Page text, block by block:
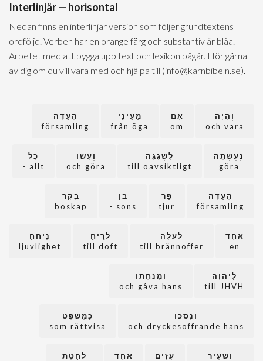
Interlinjär — horisontal
Nedan finns en interlinjär version som följer grundtextens
ordföljd. Verben har en orange färg och substantiv är blåa.
Arbetet med att bygga upp text och lexikon pågår. Hör gärna
av dig om du vill vara med och hjälpa till (info@karnbibeln.se).
וְהָיָה
och vara
אִם
om
מֵעֵינֵי
från öga
הָעֵדָה
församling
נֶעֶשְׂתָה
göra
לִשְׁגָגָה
till oavsiktligt
וְעָשׂוּ
och göra
כָל
allt -
הָעֵדָה
församling
פַּר
tjur
בֶּן
sons -
בָּקָר
boskap
אֶחָד
en
לְעֹלָה
till brännoffer
לְרֵיחַ
till doft
נִיחֹחַ
ljuvlighet
לַיהוָה
till JHVH
וּמִנְחָתוֹ
och gåva hans
וְנִסְכּוֹ
och dryckesoffrande hans
כַּמִּשְׁפָּט
som rättvisa
וּשְׂעִיר
עִזִּים
אֶחָד
לְחַטָּת